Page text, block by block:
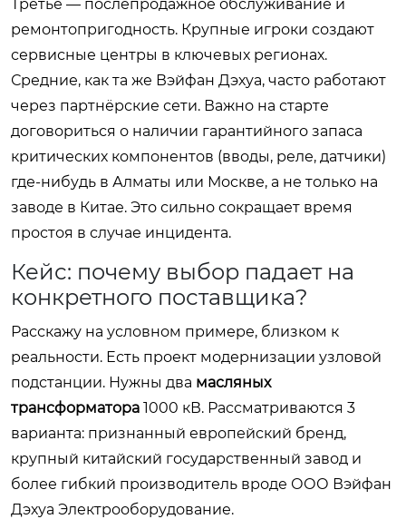
Третье — послепродажное обслуживание и
ремонтопригодность. Крупные игроки создают
сервисные центры в ключевых регионах.
Средние, как та же Вэйфан Дэхуа, часто работают
через партнёрские сети. Важно на старте
договориться о наличии гарантийного запаса
критических компонентов (вводы, реле, датчики)
где-нибудь в Алматы или Москве, а не только на
заводе в Китае. Это сильно сокращает время
простоя в случае инцидента.
Кейс: почему выбор падает на
конкретного поставщика?
Расскажу на условном примере, близком к
реальности. Есть проект модернизации узловой
подстанции. Нужны два масляных
трансформатора 1000 кВ. Рассматриваются 3
варианта: признанный европейский бренд,
крупный китайский государственный завод и
более гибкий производитель вроде ООО Вэйфан
Дэхуа Электрооборудование.